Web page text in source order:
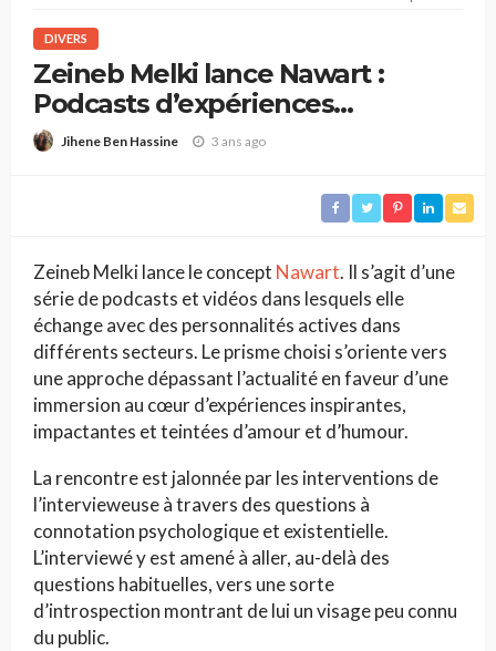
DIVERS
Zeineb Melki lance Nawart :
Podcasts d’expériences
inspirantes et impactantes
Jihene Ben Hassine 3 ans ago
Zeineb Melki lance le concept Nawart. Il s’agit d’une
série de podcasts et vidéos dans lesquels elle
échange avec des personnalités actives dans
différents secteurs. Le prisme choisi s’oriente vers
une approche dépassant l’actualité en faveur d’une
immersion au cœur d’expériences inspirantes,
impactantes et teintées d’amour et d’humour.
La rencontre est jalonnée par les interventions de
l’intervieweuse à travers des questions à
connotation psychologique et existentielle.
L’interviewé y est amené à aller, au-delà des
questions habituelles, vers une sorte
d’introspection montrant de lui un visage peu connu
du public.